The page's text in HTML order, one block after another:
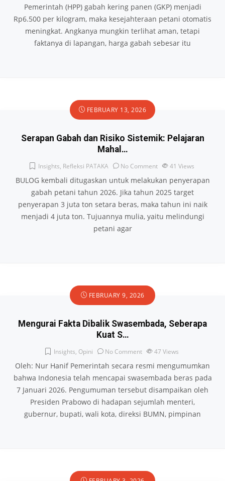
Pemerintah (HPP) gabah kering panen (GKP) menjadi
Rp6.500 per kilogram, maka kesejahteraan petani otomatis
meningkat. Angkanya mungkin terlihat aman, tetapi
faktanya di lapangan, harga gabah sebesar itu
FEBRUARY 13, 2026
Serapan Gabah dan Risiko Sistemik: Pelajaran
Mahal…
Insights, Refleksi PATAKA No Comment 41 Views
BULOG kembali ditugaskan untuk melakukan penyerapan
gabah petani tahun 2026. Jika tahun 2025 target
penyerapan 3 juta ton setara beras, maka tahun ini naik
menjadi 4 juta ton. Tujuannya mulia, yaitu melindungi
petani agar
FEBRUARY 9, 2026
Mengurai Fakta Dibalik Swasembada, Seberapa
Kuat S…
Insights, Opini No Comment 47 Views
Oleh: Nur Hanif Pemerintah secara resmi mengumumkan
bahwa Indonesia telah mencapai swasembada beras pada
7 Januari 2026. Pengumuman tersebut disampaikan oleh
Presiden Prabowo di hadapan sejumlah menteri,
gubernur, bupati, wali kota, direksi BUMN, pimpinan